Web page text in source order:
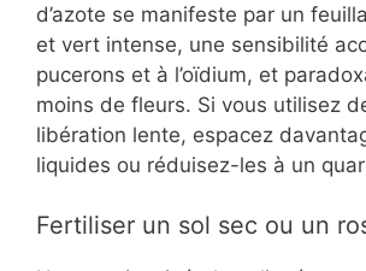
d’azote se manifeste par un
et vert intense, une sensibilité
pucerons et à l’oïdium, et
moins de fleurs. Si vous utilisez
libération lente, espacez
liquides ou réduisez-les à un
Fertiliser un sol sec ou un